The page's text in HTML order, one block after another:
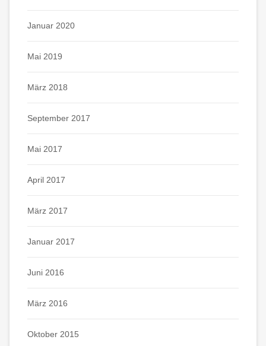
Januar 2020
Mai 2019
März 2018
September 2017
Mai 2017
April 2017
März 2017
Januar 2017
Juni 2016
März 2016
Oktober 2015